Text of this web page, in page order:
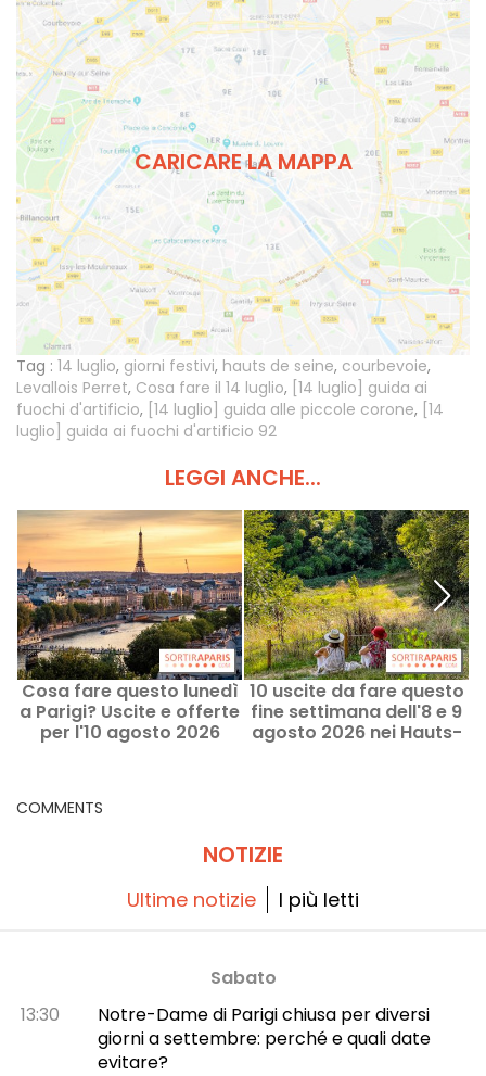
CARICARE LA MAPPA
Tag : 14 luglio, giorni festivi, hauts de seine, courbevoie,
Levallois Perret, Cosa fare il 14 luglio, [14 luglio] guida ai
fuochi d'artificio, [14 luglio] guida alle piccole corone, [14
luglio] guida ai fuochi d'artificio 92
LEGGI ANCHE...
Cosa fare questo lunedì
a Parigi? Uscite e offerte
per l'10 agosto 2026
10 uscite da fare questo
fine settimana dell'8 e 9
agosto 2026 nei Hauts-
COMMENTS
NOTIZIE
Ultime notizie I più letti
Sabato
13:30
Notre-Dame di Parigi chiusa per diversi
giorni a settembre: perché e quali date
evitare?